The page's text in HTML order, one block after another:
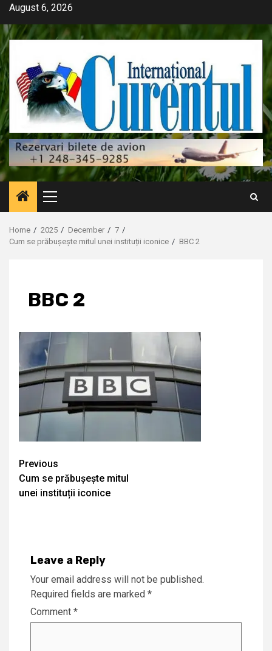
Skip
content
August 6, 2026
Primary
Menu
Home 2025 December
7
Cum se prăbușește mitul unei instituții iconice
BBC 2
BBC 2
Continue
Reading
Previous
Cum se prăbușește mitul
unei instituții iconice
Leave a Reply
Your email address will not be published.
Required fields are marked *
Comment *